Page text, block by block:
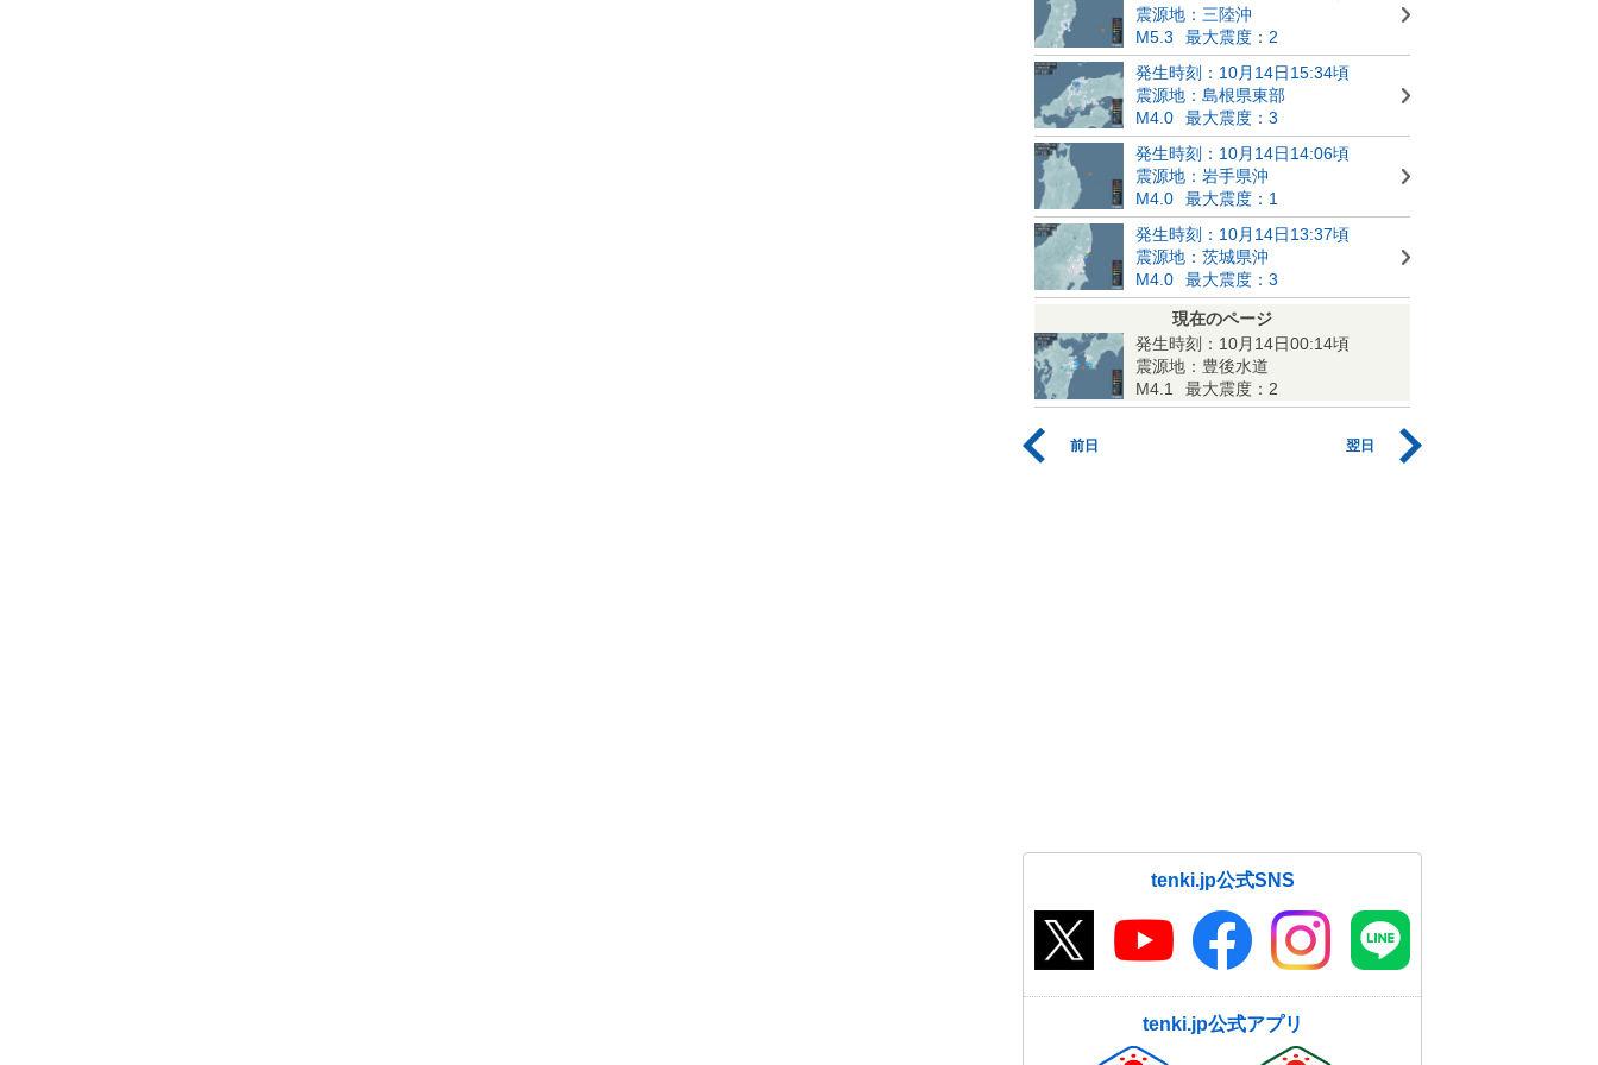
震源地：三陸沖
M5.3
最大震度：2
発生時刻：10月14日15:34頃
震源地：島根県東部
M4.0
最大震度：3
発生時刻：10月14日14:06頃
震源地：岩手県沖
M4.0
最大震度：1
発生時刻：10月14日13:37頃
震源地：茨城県沖
M4.0
最大震度：3
現在のページ
発生時刻：10月14日00:14頃
震源地：豊後水道
M4.1
最大震度：2
前日 翌日
tenki.jp公式SNS
tenki.jp公式アプリ